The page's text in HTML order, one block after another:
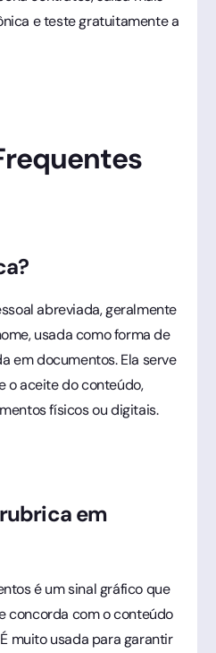
e teste gratuitamente a
abreviada, geralmente
usada como forma de
em documentos. Ela serve
o aceite do conteúdo,
físicos ou digitais.
em
é um sinal gráfico que
concorda com o conteúdo
muito usada para garantir